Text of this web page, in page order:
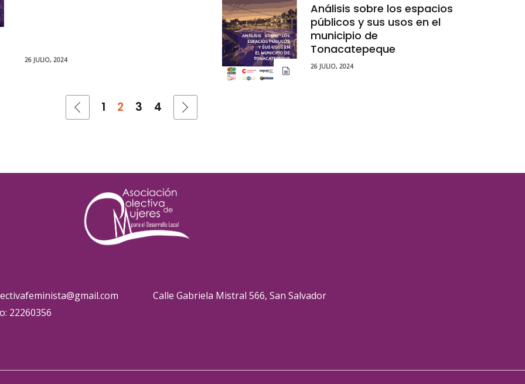
26 JULIO, 2024
Análisis sobre los espacios
públicos y sus usos en el
municipio de
Tonacatepeque
26 JULIO, 2024
1 2 3 4
22260356
Calle Gabriela Mistral 566, San Salvador